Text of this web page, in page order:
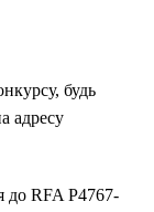
будь
адресу
до RFA Р4767-